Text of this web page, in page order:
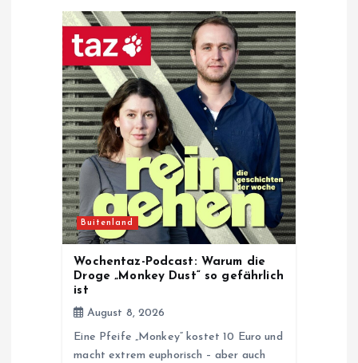
Buitenland
Wochentaz-Podcast: Warum die
Droge „Monkey Dust“ so gefährlich
ist
August 8, 2026
Eine Pfeife „Monkey“ kostet 10 Euro und
macht extrem euphorisch – aber auch